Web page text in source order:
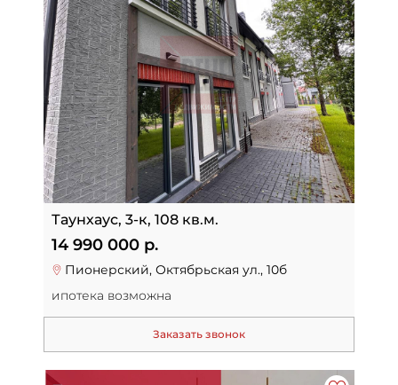
Таунхаус, 3-к, 108 кв.м.
14 990 000 р.
Пионерский, Октябрьская ул., 10б
ипотека возможна
Заказать звонок